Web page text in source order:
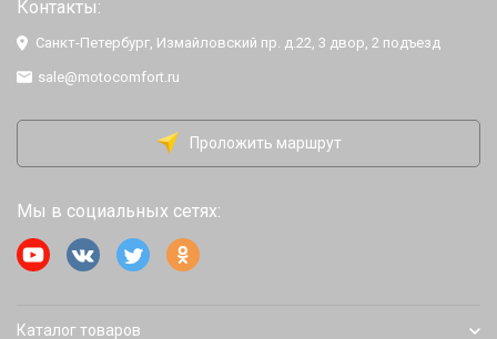
Контакты:
Санкт-Петербург, Измайловский пр. д.22, 3 двор, 2 подъезд
sale@motocomfort.ru
Проложить маршрут
Мы в социальных сетях:
Каталог товаров